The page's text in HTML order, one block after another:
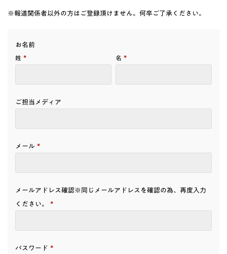
※報道関係者以外の方はご登録頂けません。何卒ご了承ください。
お名前
姓 * 名 *
ご担当メディア
メール *
メールアドレス確認※同じメールアドレスを確認の為、再度入力
ください。 *
パスワード *